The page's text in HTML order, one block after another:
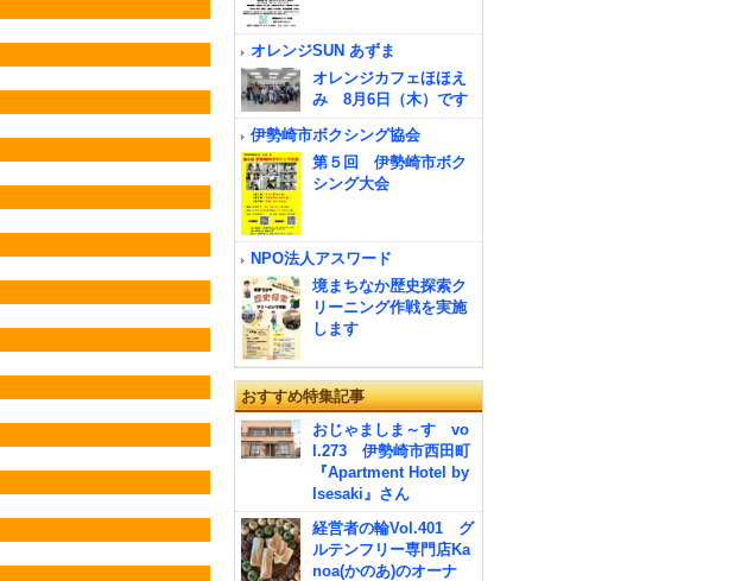
オレンジSUN あずま
オレンジカフェほほえ
み 8月6日（木）です
伊勢崎市ボクシング協会
第５回 伊勢崎市ボク
シング大会
NPO法人アスワード
境まちなか歴史探索ク
リーニング作戦を実施
します
おすすめ特集記事
おじゃましま～す vo
l.273 伊勢崎市西田町
『Apartment Hotel by
Isesaki』さん
経営者の輪Vol.401 グ
ルテンフリー専門店Ka
noa(かのあ)のオーナ